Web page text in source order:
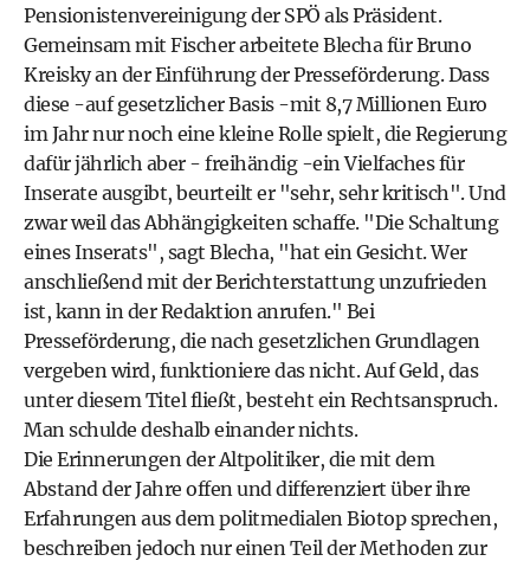
Pensionistenvereinigung der SPÖ als Präsident.
Gemeinsam mit Fischer arbeitete Blecha für Bruno
Kreisky an der Einführung der Presseförderung. Dass
diese -auf gesetzlicher Basis -mit 8,7 Millionen Euro
im Jahr nur noch eine kleine Rolle spielt, die Regierung
dafür jährlich aber - freihändig -ein Vielfaches für
Inserate ausgibt, beurteilt er "sehr, sehr kritisch". Und
zwar weil das Abhängigkeiten schaffe. "Die Schaltung
eines Inserats", sagt Blecha, "hat ein Gesicht. Wer
anschließend mit der Berichterstattung unzufrieden
ist, kann in der Redaktion anrufen." Bei
Presseförderung, die nach gesetzlichen Grundlagen
vergeben wird, funktioniere das nicht. Auf Geld, das
unter diesem Titel fließt, besteht ein Rechtsanspruch.
Man schulde deshalb einander nichts.
Die Erinnerungen der Altpolitiker, die mit dem
Abstand der Jahre offen und differenziert über ihre
Erfahrungen aus dem politmedialen Biotop sprechen,
beschreiben jedoch nur einen Teil der Methoden zur